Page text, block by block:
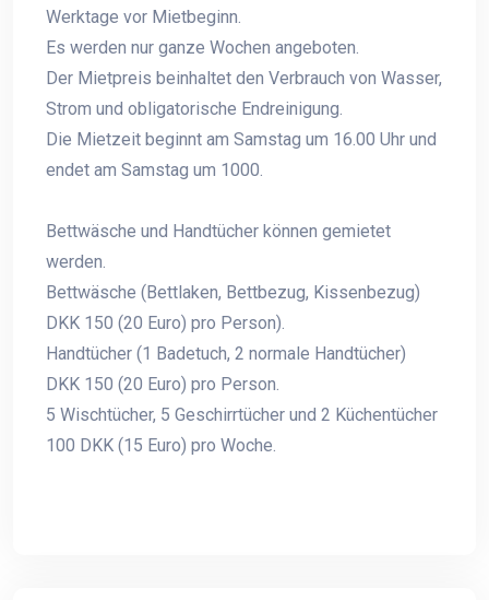
Werktage vor Mietbeginn.
Es werden nur ganze Wochen angeboten.
Der Mietpreis beinhaltet den Verbrauch von Wasser,
Strom und obligatorische Endreinigung.
Die Mietzeit beginnt am Samstag um 16.00 Uhr und
endet am Samstag um 1000.
Bettwäsche und Handtücher können gemietet
werden.
Bettwäsche (Bettlaken, Bettbezug, Kissenbezug)
DKK 150 (20 Euro) pro Person).
Handtücher (1 Badetuch, 2 normale Handtücher)
DKK 150 (20 Euro) pro Person.
5 Wischtücher, 5 Geschirrtücher und 2 Küchentücher
100 DKK (15 Euro) pro Woche.